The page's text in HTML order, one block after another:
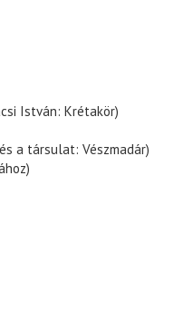
István: Krétakör)
a társulat: Vészmadár)